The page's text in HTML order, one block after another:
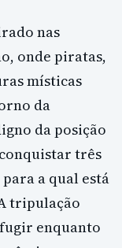
nas
onde piratas,
místicas
da
da posição
três
a qual está
tripulação
enquanto